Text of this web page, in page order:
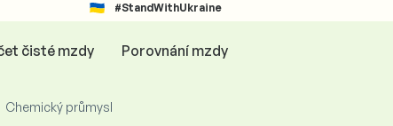
#StandWithUkraine
čisté mzdy Porovnání mzdy
Chemický průmysl